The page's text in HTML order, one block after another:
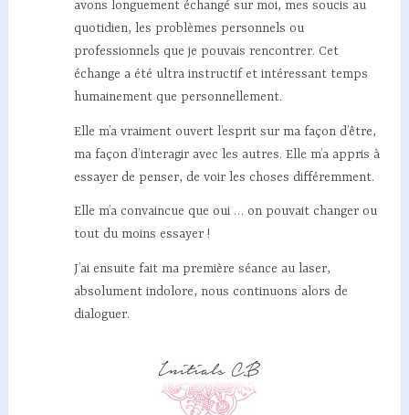
avons longuement échangé sur moi, mes soucis au
quotidien, les problèmes personnels ou
professionnels que je pouvais rencontrer. Cet
échange a été ultra instructif et intéressant temps
humainement que personnellement.
Elle m’a vraiment ouvert l’esprit sur ma façon d’être,
ma façon d’interagir avec les autres. Elle m’a appris à
essayer de penser, de voir les choses différemment.
Elle m’a convaincue que oui … on pouvait changer ou
tout du moins essayer !
J’ai ensuite fait ma première séance au laser,
absolument indolore, nous continuons alors de
dialoguer.